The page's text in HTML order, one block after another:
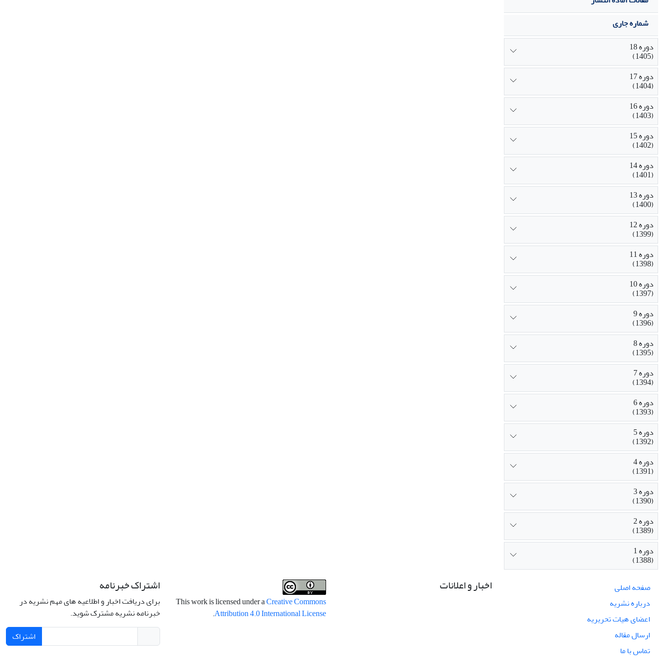
شماره جاری
دوره 18
(1405)
دوره 17
(1404)
دوره 16
(1403)
دوره 15
(1402)
دوره 14
(1401)
دوره 13
(1400)
دوره 12
(1399)
دوره 11
(1398)
دوره 10
(1397)
دوره 9
(1396)
دوره 8
(1395)
دوره 7
(1394)
دوره 6
(1393)
دوره 5
(1392)
دوره 4
(1391)
دوره 3
(1390)
دوره 2
(1389)
دوره 1
(1388)
صفحه اصلی
درباره نشریه
اعضای هیات تحریریه
ارسال مقاله
تماس با ما
اخبار و اعلانات
This work is licensed under aCreative Commons
Attribution 4.0 International License
.
اشتراک خبرنامه
برای دریافت اخبار و اطلاعیه های مهم نشریه در
خبرنامه نشریه مشترک شوید.
اشتراک